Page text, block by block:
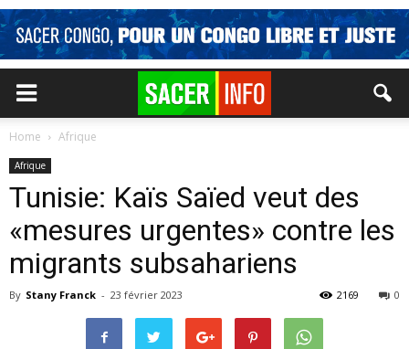
Home Afrique
Afrique
Tunisie: Kaïs Saïed veut des
«mesures urgentes» contre les
migrants subsahariens
By Stany Franck - 23 février 2023 0
2169